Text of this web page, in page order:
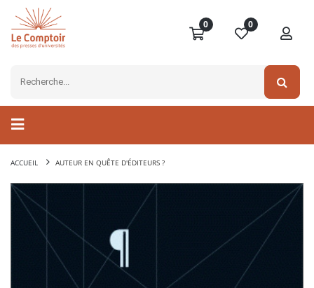
0 0
ACCUEIL AUTEUR EN QUÊTE D'ÉDITEURS ?